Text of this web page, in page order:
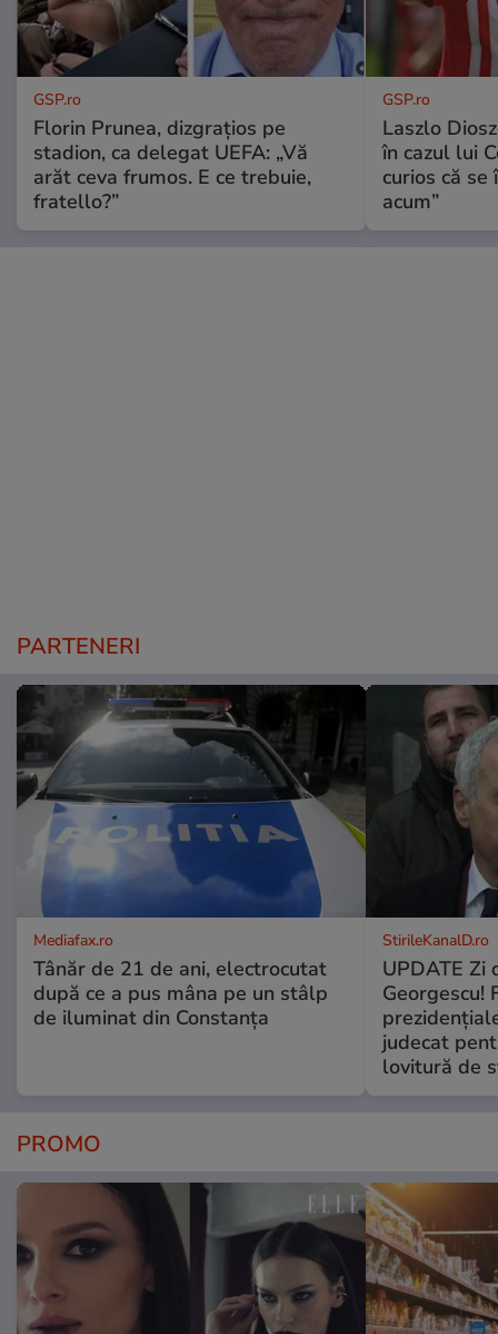
GSP.ro
Florin Prunea, dizgrațios pe
stadion, ca delegat UEFA: „Vă
arăt ceva frumos. E ce trebuie,
fratello?”
GSP.ro
Laszlo
în cazul lui
curios că
acum”
PARTENERI
Mediafax.ro
Tânăr de 21 de ani, electrocutat
după ce a pus mâna pe un stâlp
de iluminat din Constanța
StirileKanalD.ro
UPDATE Zi
Georgescu!
judecat
lovitură de
PROMO